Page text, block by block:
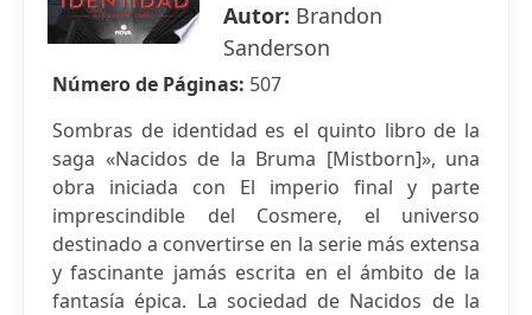
Autor: Brandon
Sanderson
Número de Páginas: 507
Sombras de identidad es el quinto libro de la
saga «Nacidos de la Bruma [Mistborn]», una
obra iniciada con El imperio final y parte
imprescindible del Cosmere, el universo
destinado a convertirse en la serie más extensa
y fascinante jamás escrita en el ámbito de la
fantasía épica. La sociedad de Nacidos de la